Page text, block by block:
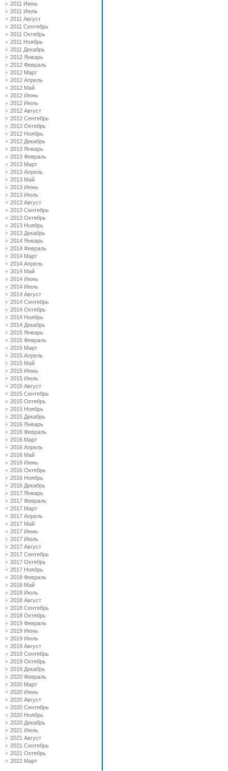
2011 Июнь
2011 Июль
2011 Август
2011 Сентябрь
2011 Октябрь
2011 Ноябрь
2011 Декабрь
2012 Январь
2012 Февраль
2012 Март
2012 Апрель
2012 Май
2012 Июнь
2012 Июль
2012 Август
2012 Сентябрь
2012 Октябрь
2012 Ноябрь
2012 Декабрь
2013 Январь
2013 Февраль
2013 Март
2013 Апрель
2013 Май
2013 Июнь
2013 Июль
2013 Август
2013 Сентябрь
2013 Октябрь
2013 Ноябрь
2013 Декабрь
2014 Январь
2014 Февраль
2014 Март
2014 Апрель
2014 Май
2014 Июнь
2014 Июль
2014 Август
2014 Сентябрь
2014 Октябрь
2014 Ноябрь
2014 Декабрь
2015 Январь
2015 Февраль
2015 Март
2015 Апрель
2015 Май
2015 Июнь
2015 Июль
2015 Август
2015 Сентябрь
2015 Октябрь
2015 Ноябрь
2015 Декабрь
2016 Январь
2016 Февраль
2016 Март
2016 Апрель
2016 Май
2016 Июнь
2016 Октябрь
2016 Ноябрь
2016 Декабрь
2017 Январь
2017 Февраль
2017 Март
2017 Апрель
2017 Май
2017 Июнь
2017 Июль
2017 Август
2017 Сентябрь
2017 Октябрь
2017 Ноябрь
2018 Февраль
2018 Май
2018 Июль
2018 Август
2018 Сентябрь
2018 Октябрь
2019 Февраль
2019 Июнь
2019 Июль
2019 Август
2019 Сентябрь
2019 Октябрь
2019 Декабрь
2020 Февраль
2020 Март
2020 Июнь
2020 Август
2020 Сентябрь
2020 Ноябрь
2020 Декабрь
2021 Июль
2021 Август
2021 Сентябрь
2021 Октябрь
2022 Март